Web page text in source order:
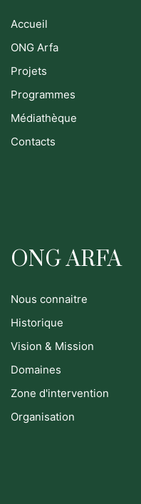
Accueil
ONG Arfa
Projets
Programmes
Médiathèque
Contacts
ONG ARFA
Nous connaitre
Historique
Vision & Mission
Domaines
Zone d'intervention
Organisation